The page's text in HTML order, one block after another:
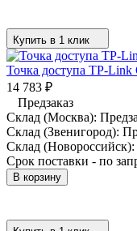
Купить в 1 клик
Точка доступа TP-
14 783 ₽
Предзаказ
Склад (Москва):
Склад (Звенигород):
Склад (Новороссийск):
Срок поставки - по
В корзину